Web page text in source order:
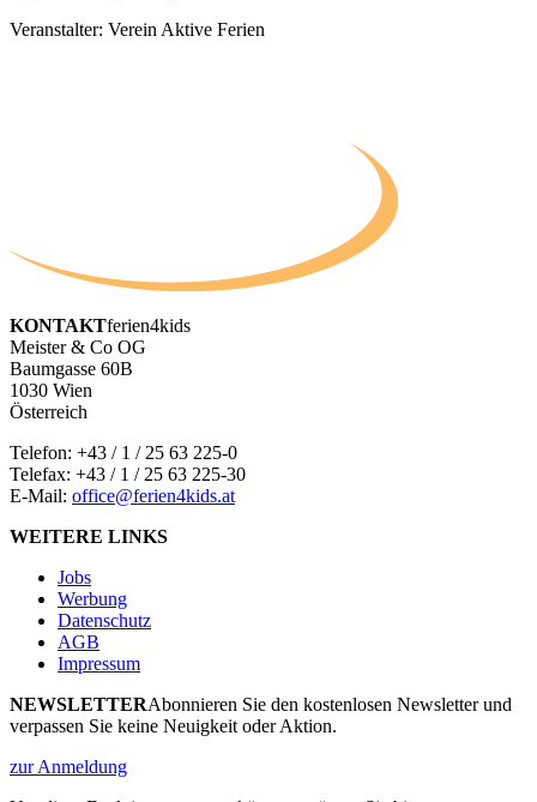
Veranstalter: Verein Aktive Ferien
KONTAKTferien4kids
Meister & Co OG
Baumgasse 60B
1030 Wien
Österreich
Telefon: +43 / 1 / 25 63 225-0
Telefax: +43 / 1 / 25 63 225-30
E-Mail: office@ferien4kids.at
WEITERE LINKS
Jobs
Werbung
Datenschutz
AGB
Impressum
NEWSLETTERAbonnieren Sie den kostenlosen Newsletter und
verpassen Sie keine Neuigkeit oder Aktion.
zur Anmeldung